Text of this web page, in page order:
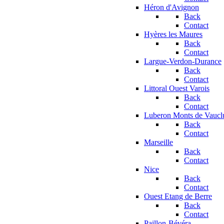
Héron d'Avignon
Back
Contact
Hyères les Maures
Back
Contact
Largue-Verdon-Durance
Back
Contact
Littoral Ouest Varois
Back
Contact
Luberon Monts de
Back
Contact
Marseille
Back
Contact
Nice
Back
Contact
Ouest Etang de Berre
Back
Contact